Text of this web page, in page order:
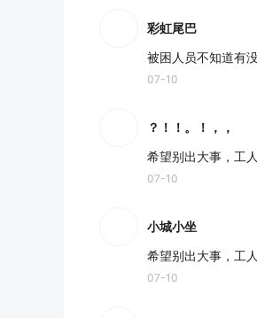
彩虹尾巴
被困人员不知道有
07-10
？！！。！，，
希望别出大事，工
07-10
小城小坐
希望别出大事，工
07-10